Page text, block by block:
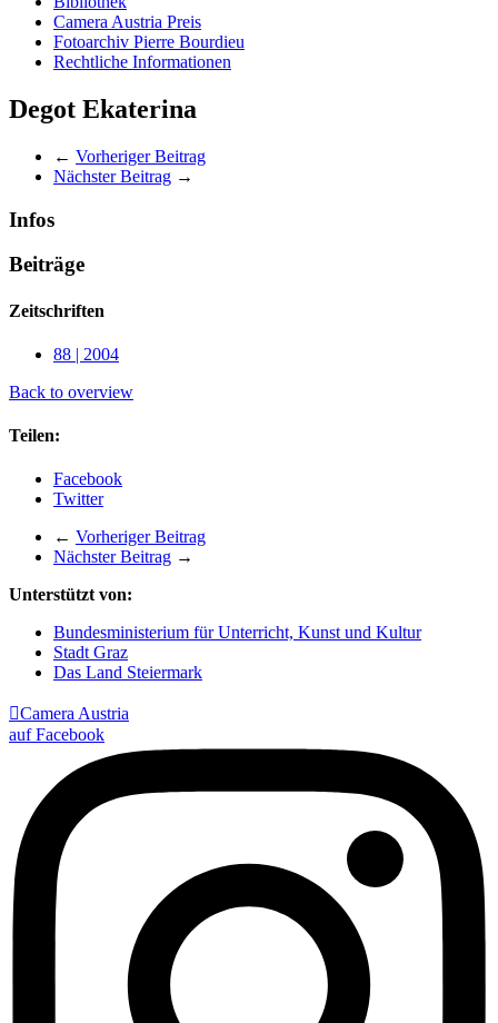
Camera Austria Preis
Fotoarchiv Pierre Bourdieu
Rechtliche Informationen
Degot Ekaterina
← Vorheriger Beitrag
Nächster Beitrag →
Infos
Beiträge
Zeitschriften
88 | 2004
Back to overview
Teilen:
Facebook
Twitter
← Vorheriger Beitrag
Nächster Beitrag →
Unterstützt von:
Bundesministerium für Unterricht, Kunst und Kultur
Stadt Graz
Das Land Steiermark
Camera Austria
auf Facebook